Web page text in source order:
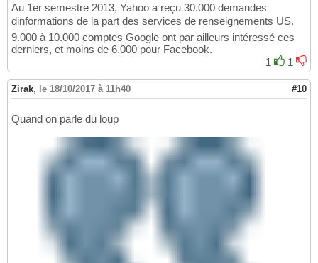
Au 1er semestre 2013, Yahoo a reçu 30.000 demandes
dinformations de la part des services de renseignements US.
9.000 à 10.000 comptes Google ont par ailleurs intéressé ces
derniers, et moins de 6.000 pour Facebook.
1
1
Zirak, le 18/10/2017 à 11h40 #10
Quand on parle du loup